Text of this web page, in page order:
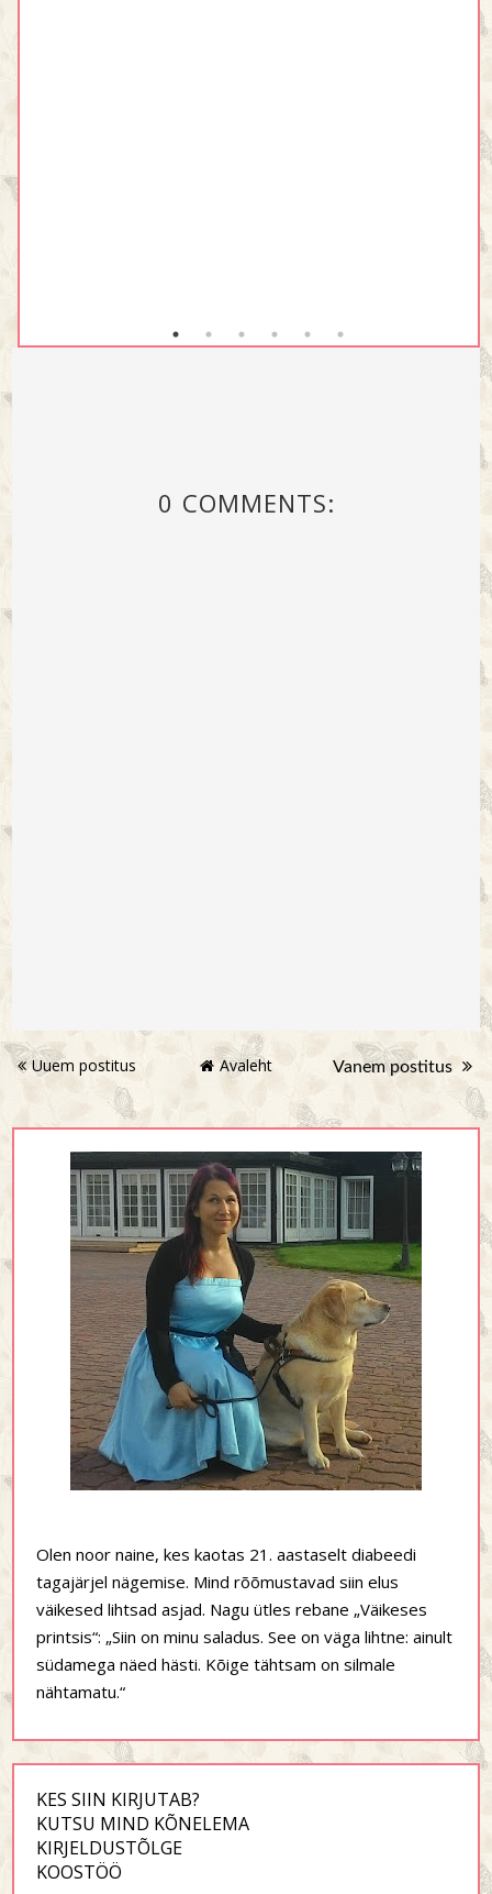
0 COMMENTS:
Uuem postitus Vanem postitus
Avaleht
Olen noor naine, kes kaotas 21. aastaselt diabeedi
tagajärjel nägemise. Mind rõõmustavad siin elus
väikesed lihtsad asjad. Nagu ütles rebane „Väikeses
printsis“: „Siin on minu saladus. See on väga lihtne: ainult
südamega näed hästi. Kõige tähtsam on silmale
nähtamatu.“
KES SIIN KIRJUTAB?
KUTSU MIND KÕNELEMA
KIRJELDUSTÕLGE
KOOSTÖÖ